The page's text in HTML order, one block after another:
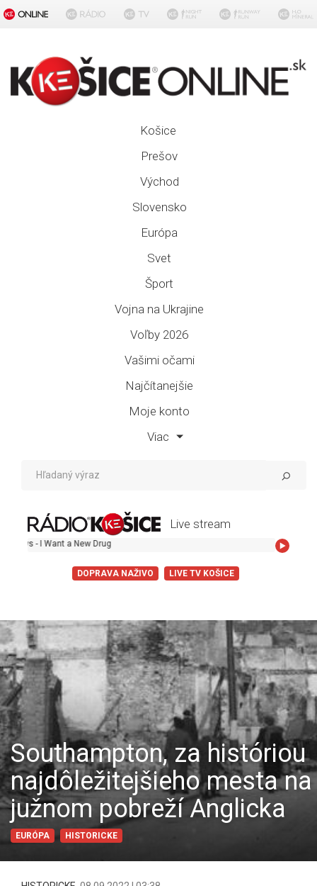
Košice
Prešov
Východ
Slovensko
Európa
Svet
Šport
Vojna na Ukrajine
Voľby 2026
Vašimi očami
Najčítanejšie
Moje konto
Viac
Live stream
Huey Lewis
DOPRAVA NAŽIVO LIVE TV KOŠICE
Southampton, za históriou
najdôležitejšieho mesta na
južnom pobreží Anglicka
EURÓPA HISTORICKE